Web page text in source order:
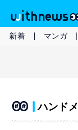
新着 マンガ
ハンド